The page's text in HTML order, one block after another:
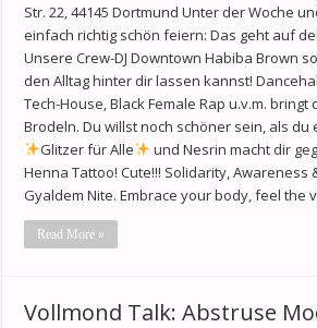
Str. 22, 44145 Dortmund Unter der Woche
einfach richtig schön feiern: Das geht auf der
Unsere Crew-DJ Downtown Habiba Brown
den Alltag hinter dir lassen kannst!
Tech-House, Black Female Rap u.v.m.
Brodeln. Du willst noch schöner sein, als du
Glitzer für Alle
und Nesrin macht dir
Henna Tattoo! Cute!!! Solidarity, Awareness
Gyaldem Nite. Embrace your body, feel the
Read More »
Vollmond Talk: Abstruse